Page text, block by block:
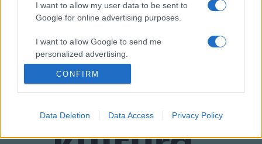
I want to allow my user data to be sent to
Google for online advertising purposes.
I want to allow Google to send me
personalized advertising.
I want to allow Google to enable storage
related to functionality of the website or app.
CONFIRM
Data Deletion Data Access Privacy Policy
2006. november 10. 19.30
MEGOSZTÁS